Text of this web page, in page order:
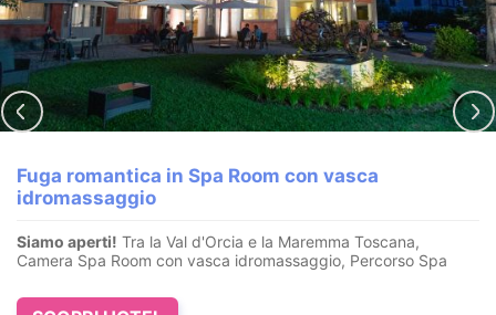
Fuga romantica sul Lago di Garda 1 notte € 84,5
benessere.SPA Aquavitae di 2.000 mq. Un’oasi di lusso ...
SCOPRI HOTEL